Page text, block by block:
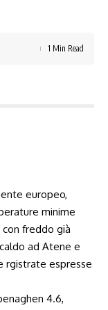
1 Min Read
europeo,
minime
freddo già
ad Atene e
rgistrate espresse
4.6,